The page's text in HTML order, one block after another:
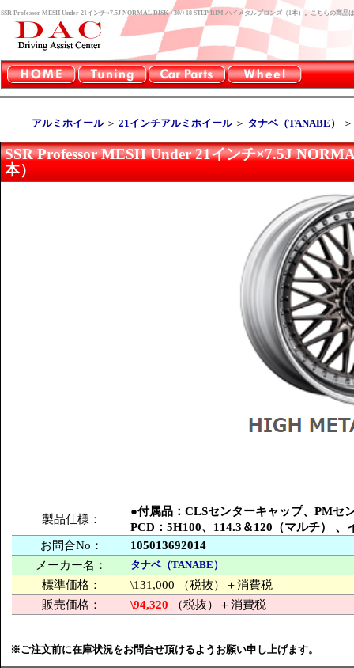
SSR Professor MESH Under 21インチ×7.5J NORMAL DISK +30/+18 STEP RIM ハイメタルブロンズ（1本）。こちらの商品
アルミホイール＞ 21インチアルミホイール＞ タナベ（TANABE）
SSR Professor MESH Under 21インチ×7.5J
本）
製品仕様：
●付属品：CLSセンターキャップ、PM
PCD：5H100、114.3＆120（マルチ） 、
お問合No：
105013692014
メーカー名：
タナベ（TANABE）
標準価格：
\131,000 （税抜）＋消費税
販売価格：
\94,320 （税抜）＋消費税
※ご注文前に在庫状況をお問合せ頂けるようお願い申し上げます。